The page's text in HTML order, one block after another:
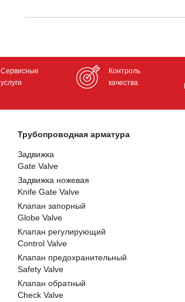
Сервисные
услуги
Контроль
качества
Трубопроводная арматура
Задвижка
Gate Valve
Задвижка ножевая
Knife Gate Valve
Клапан запорный
Globe Valve
Клапан регулирующий
Control Valve
Клапан предохранительный
Safety Valve
Клапан обратный
Check Valve